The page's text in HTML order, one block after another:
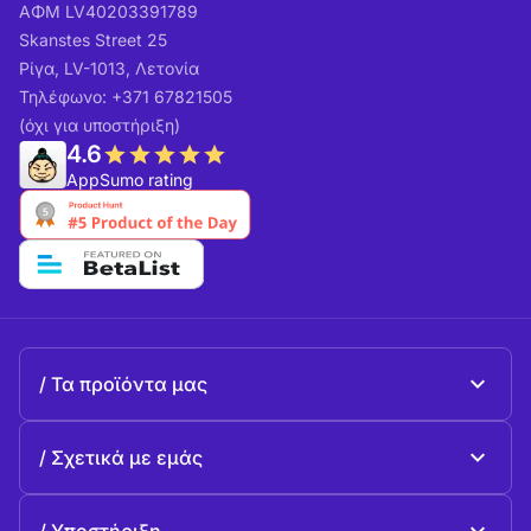
ΑΦΜ LV40203391789
Skanstes Street 25
Ρίγα, LV-1013, Λετονία
Τηλέφωνο: +371 67821505
(όχι για υποστήριξη)
4.6
AppSumo rating
Τα προϊόντα μας
Σχετικά με εμάς